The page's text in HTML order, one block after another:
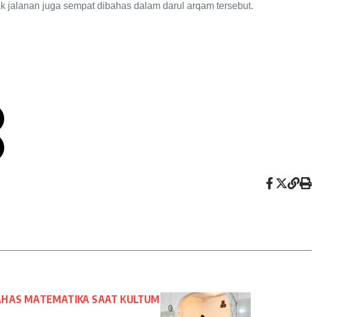
jalanan juga sempat dibahas dalam darul arqam tersebut.
MATEMATIKA SAAT KULTUM